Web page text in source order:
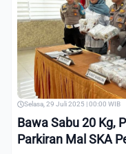
Selasa, 29 Juli 2025 | 00:00 WIB
Bawa Sabu 20 Kg,
Parkiran Mal SKA